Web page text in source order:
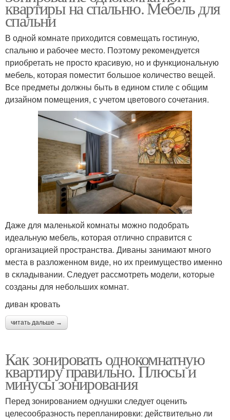
квартиры на спальню. Мебель для
спальни
В одной комнате приходится совмещать гостиную,
спальню и рабочее место. Поэтому рекомендуется
приобретать не просто красивую, но и функциональную
мебель, которая поместит большое количество вещей.
Все предметы должны быть в едином стиле с общим
дизайном помещения, с учетом цветового сочетания.
Даже для маленькой комнаты можно подобрать
идеальную мебель, которая отлично справится с
организацией пространства. Диваны занимают много
места в разложенном виде, но их преимущество именно
в складывании. Следует рассмотреть модели, которые
созданы для небольших комнат.
диван кровать
читать дальше →
Как зонировать однокомнатную
квартиру правильно. Плюсы и
минусы зонирования
Перед зонированием однушки следует оценить
целесообразность перепланировки: действительно ли